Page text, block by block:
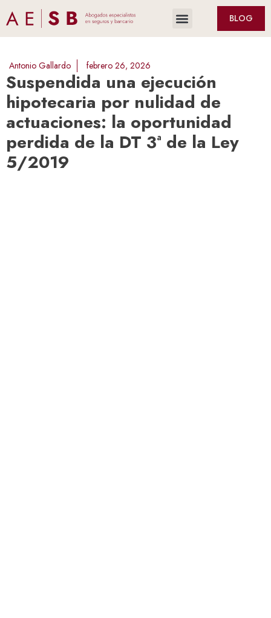
BLOG
Antonio Gallardo febrero 26, 2026
Suspendida una ejecución
hipotecaria por nulidad de
actuaciones: la oportunidad
perdida de la DT 3ª de la Ley
5/2019